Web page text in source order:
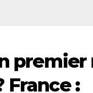
France :